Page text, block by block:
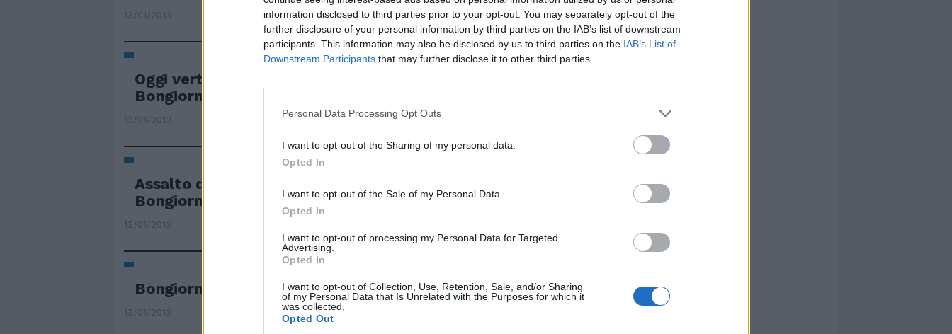
information disclosed to third parties prior to your opt-out. You may separately opt-out of the
further disclosure of your personal information by third parties on the IAB’s list of downstream
participants. This information may also be disclosed by us to third parties on the IAB’s List of
Downstream Participants that may further disclose it to other third parties.
Personal Data Processing Opt Outs
I want to opt-out of the Sharing of my personal data.
Opted In
I want to opt-out of the Sale of my Personal Data.
Opted In
I want to opt-out of processing my Personal Data for Targeted
Advertising.
Opted In
I want to opt-out of Collection, Use, Retention, Sale, and/or Sharing
of my Personal Data that Is Unrelated with the Purposes for which it
was collected.
Opted Out
13/01/2013
Oggi vertice decisivo per Giulia
Bongiorno
13/01/2013
Assalto degli ex Polverini alla lista
Bongiorno
13/01/2013
Bongiorno in campo. Pdl ancora no
13/01/2013